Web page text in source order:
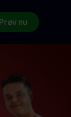
Prøv nu